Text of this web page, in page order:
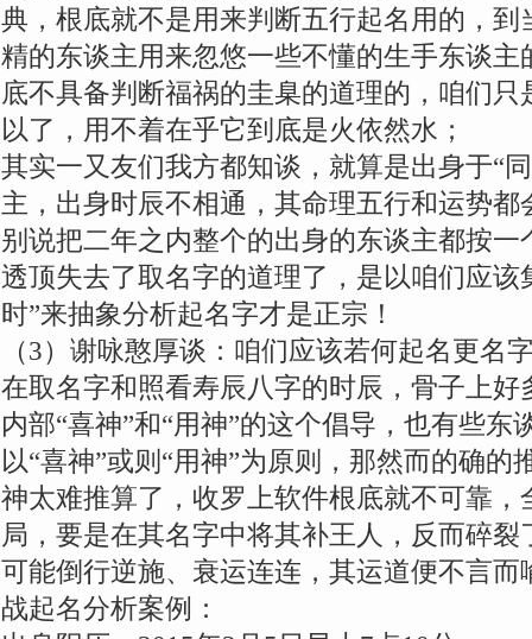
典，根底就不是用来判断五行起名用的，
精的东谈主用来忽悠一些不懂的生手东谈
底不具备判断福祸的圭臬的道理的，咱们
以了，用不着在乎它到底是火依然水；
其实一又友们我方都知谈，就算是出身于“
主，出身时辰不相通，其命理五行和运势
别说把二年之内整个的出身的东谈主都按
透顶失去了取名字的道理了，是以咱们应该
时”来抽象分析起名字才是正宗！
（3）谢咏憨厚谈：咱们应该若何起名更名
在取名字和照看寿辰八字的时辰，骨子上
内部“喜神”和“用神”的这个倡导，也有些东
以“喜神”或则“用神”为原则，那然而的确的
神太难推算了，收罗上软件根底就不可靠，
局，要是在其名字中将其补王人，反而碎
可能倒行逆施、衰运连连，其运道便不言
战起名分析案例：